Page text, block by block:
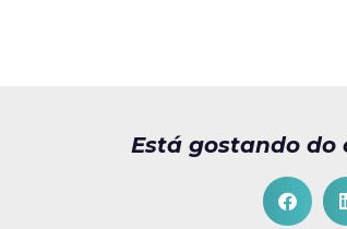
Está gostando do